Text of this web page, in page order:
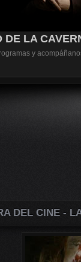
DE LA
y
DEL CINE -